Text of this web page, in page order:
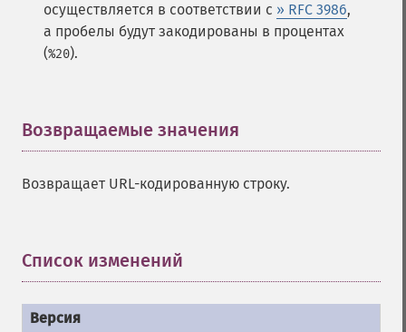
осуществляется в соответствии с » RFC 3986,
а пробелы будут закодированы в процентах
(%20).
Возвращаемые значения
Возвращает URL-кодированную строку.
Список изменений